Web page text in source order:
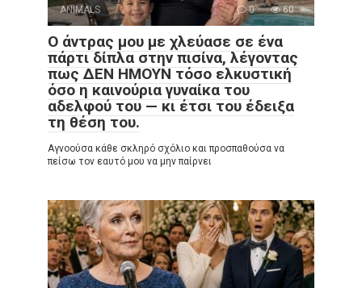
ANIMALS 0 60
Ο άντρας μου με χλεύασε σε ένα
πάρτι δίπλα στην πισίνα, λέγοντας
πως ΔΕΝ ΗΜΟΥΝ τόσο ελκυστική
όσο η καινούρια γυναίκα του
αδελφού του — κι έτσι του έδειξα
τη θέση του.
Αγνοούσα κάθε σκληρό σχόλιο και προσπαθούσα να
πείσω τον εαυτό μου να μην παίρνει